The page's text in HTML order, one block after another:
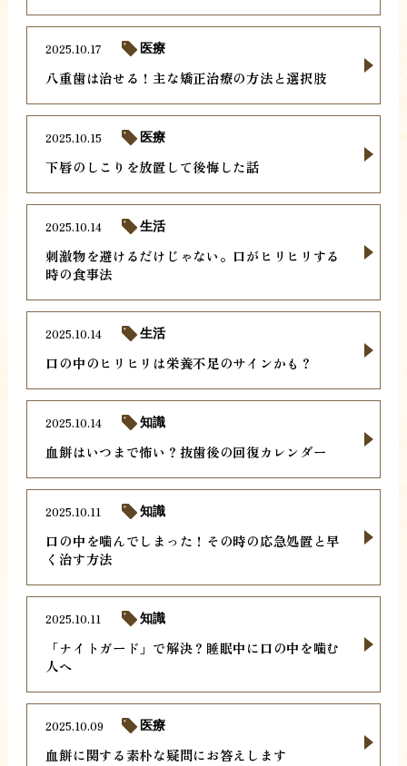
八重歯は治せる！主な矯正治療の方法と選択肢
2025.10.17 医療
下唇のしこりを放置して後悔した話
2025.10.15 医療
刺激物を避けるだけじゃない。口がヒリヒリする
時の食事法
2025.10.14 生活
口の中のヒリヒリは栄養不足のサインかも？
2025.10.14 生活
血餅はいつまで怖い？抜歯後の回復カレンダー
2025.10.14 知識
口の中を噛んでしまった！その時の応急処置と早
く治す方法
2025.10.11 知識
「ナイトガード」で解決？睡眠中に口の中を噛む
人へ
2025.10.11 知識
血餅に関する素朴な疑問にお答えします
2025.10.09 医療